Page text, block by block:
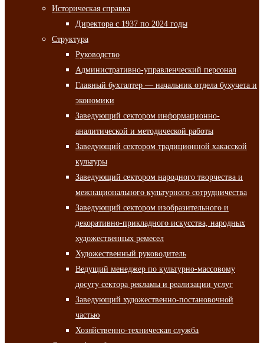
Историческая справка
Директора с 1937 по 2024 годы
Структура
Руководство
Административно-управленческий персонал
Главный бухгалтер — начальник отдела бухучета и
экономики
Заведующий сектором информационно-
аналитической и методической работы
Заведующий сектором традиционной хакасской
культуры
Заведующий сектором народного творчества и
межнационального культурного сотрудничества
Заведующий сектором изобразительного и
декоративно-прикладного искусства, народных
художественных ремесел
Художественный руководитель
Ведущий менеджер по культурно-массовому
досугу сектора рекламы и реализации услуг
Заведующий художественно-постановочной
частью
Хозяйственно-техническая служба